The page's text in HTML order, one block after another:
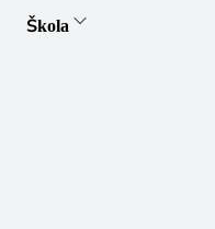
Škola